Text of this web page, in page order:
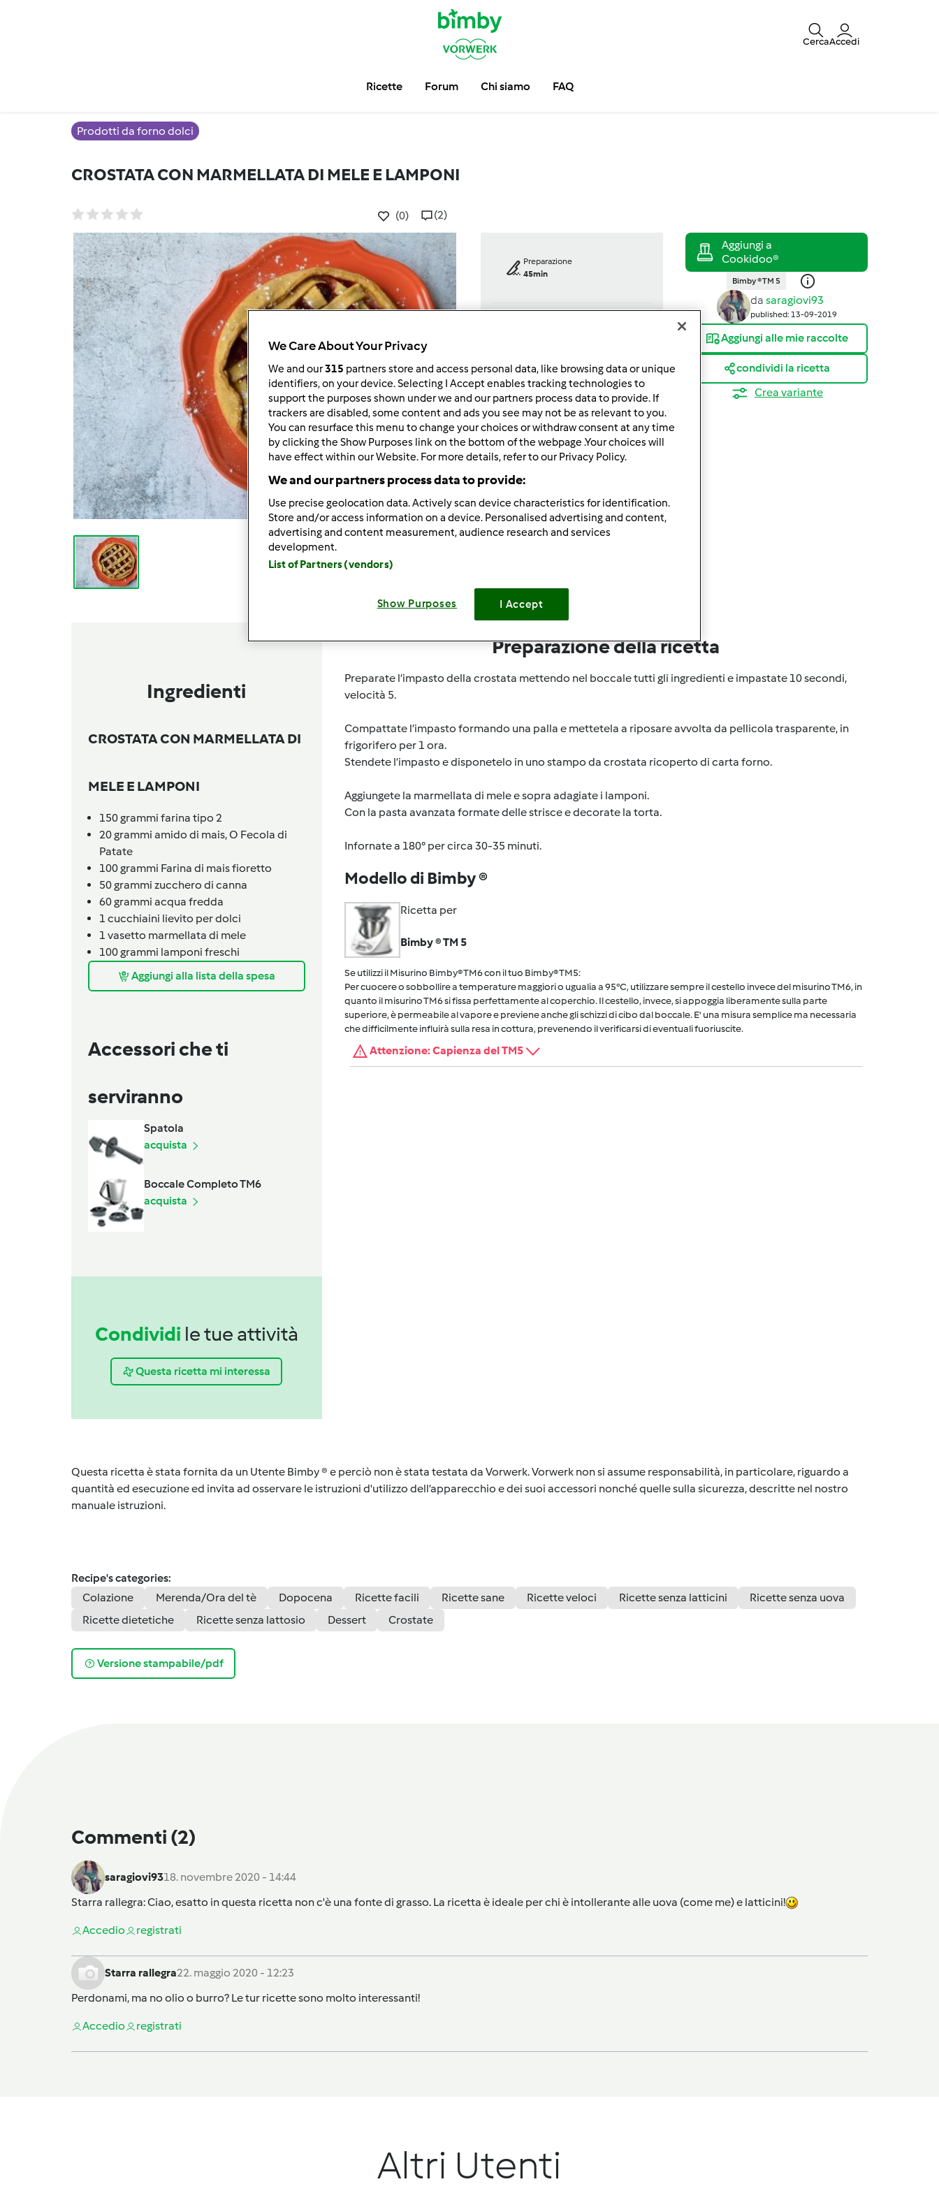
CercaAccedi
Ricette Forum Chi siamo FAQ
Prodotti da forno dolci
CROSTATA CON MARMELLATA DI MELE E LAMPONI
(0) (2)
Preparazione
45min
porzione/porzioni
10fetta/fette
facile
Bimby ® TM 5
da saragiovi93
published: 13-09-2019
Aggiungi alle mie raccolte
condividi la ricetta
Crea variante
Ingredienti
CROSTATA CON MARMELLATA DI
MELE E LAMPONI
150grammi farina tipo 2
20grammi amido di mais,O Fecola di
Patate
100grammi Farina di mais fioretto
50grammi zucchero di canna
60grammi acqua fredda
1 cucchiaini lievito per dolci
1 vasetto marmellata di mele
100grammi lamponi freschi
Aggiungi alla lista della spesa
Accessori che ti
serviranno
Spatola
acquista
Boccale Completo TM6
acquista
Condividi le tue attività
Questa ricetta mi interessa
Preparazione della ricetta
Preparate l’impasto della crostata mettendo nel boccale tutti gli ingredienti e impastate 10 secondi,
velocità 5.
Compattate l’impasto formando una palla e mettetela a riposare avvolta da pellicola trasparente, in
frigorifero per 1 ora.
Stendete l’impasto e disponetelo in uno stampo da crostata ricoperto di carta forno.
Aggiungete la marmellata di mele e sopra adagiate i lamponi.
Con la pasta avanzata formate delle strisce e decorate la torta.
Infornate a 180° per circa 30-35 minuti.
Modello di Bimby ®
Ricetta per
Bimby ® TM 5
Se utilizzi il Misurino Bimby® TM6 con il tuo Bimby® TM5:
Per cuocere o sobbollire a temperature maggiori o ugualia a 95°C, utilizzare sempre il cestello invece del misurino TM6, in
quanto il misurino TM6 si fissa perfettamente al coperchio. Il cestello, invece, si appoggia liberamente sulla parte
superiore, è permeabile al vapore e previene anche gli schizzi di cibo dal boccale. E' una misura semplice ma necessaria
che difficilmente influirà sulla resa in cottura, prevenendo il verificarsi di eventuali fuoriuscite.
Attenzione: Capienza del TM5
Questa ricetta è stata fornita da un Utente Bimby ® e perciò non è stata testata da Vorwerk. Vorwerk non si assume responsabilità, in particolare, riguardo a
quantità ed esecuzione ed invita ad osservare le istruzioni d'utilizzo dell’apparecchio e dei suoi accessori nonché quelle sulla sicurezza, descritte nel nostro
manuale istruzioni.
Recipe's categories:
Colazione
Merenda/Ora del tè Dopocena Ricette facili Ricette sane Ricette veloci Ricette senza latticini
Ricette senza uova
Ricette dietetiche
Ricette senza lattosio Dessert Crostate
Versione stampabile/pdf
Commenti (2)
saragiovi9318. novembre 2020 - 14:44
Starra rallegra: Ciao, esatto in questa ricetta non c'è una fonte di grasso. La ricetta è ideale per chi è intollerante alle uova (come me) e latticini!
Accedio registrati
Starra rallegra22. maggio 2020 - 12:23
Perdonami, ma no olio o burro? Le tur ricette sono molto interessanti!
Accedio registrati
Altri Utenti
We Care About Your Privacy
We and our315 partners store and access personal data, like browsing data or unique
identifiers, on your device. Selecting I Accept enables tracking technologies to
support the purposes shown under we and our partners process data to provide. If
trackers are disabled, some content and ads you see may not be as relevant to you.
You can resurface this menu to change your choices or withdraw consent at any time
by clicking the Show Purposes link on the bottom of the webpage .Your choices will
have effect within our Website. For more details, refer to our Privacy Policy.
We and our partners process data to provide:
Use precise geolocation data. Actively scan device characteristics for identification.
Store and/or access information on a device. Personalised advertising and content,
advertising and content measurement, audience research and services
development.
List of Partners (vendors)
Show Purposes I Accept